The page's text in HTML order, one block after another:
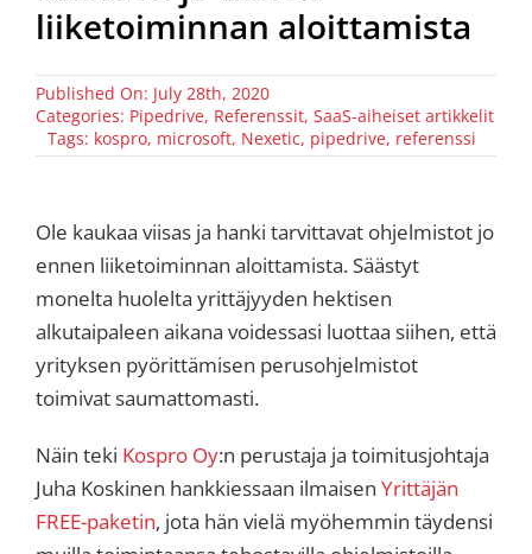
liiketoiminnan aloittamista
Published On: July 28th, 2020
Categories: Pipedrive, Referenssit, SaaS-aiheiset artikkelit
Tags: kospro, microsoft, Nexetic, pipedrive, referenssi
Ole kaukaa viisas ja hanki tarvittavat ohjelmistot jo
ennen liiketoiminnan aloittamista. Säästyt
monelta huolelta yrittäjyyden hektisen
alkutaipaleen aikana voidessasi luottaa siihen, että
yrityksen pyörittämisen perusohjelmistot
toimivat saumattomasti.
Näin teki Kospro Oy:n perustaja ja toimitusjohtaja
Juha Koskinen hankkiessaan ilmaisen Yrittäjän
FREE-paketin, jota hän vielä myöhemmin täydensi